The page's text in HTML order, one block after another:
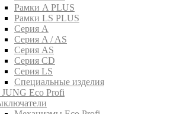
Рамки A PLUS
Рамки LS PLUS
Серия A
Серия A / AS
Серия AS
Серия CD
Серия LS
Специальные изделия
JUNG Eco Profi